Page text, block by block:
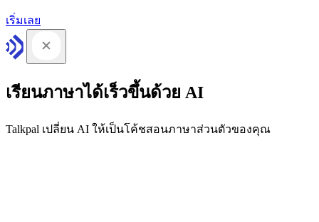
เริ่มเลย
เรียนภาษาได้เร็วขึ้นด้วย AI
Talkpal เปลี่ยน AI ให้เป็นโค้ชสอนภาษาส่วนตัวของคุณ